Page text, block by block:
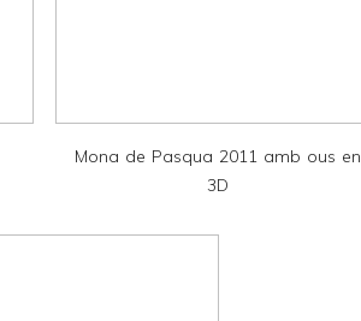
Mona de Pasqua 2011 amb ous en
3D